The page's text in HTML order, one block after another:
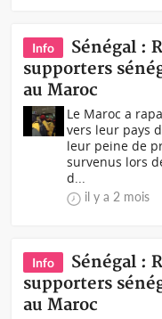
Info
Sénégal :
supporters
au Maroc
Le Maroc a
vers leur pays
leur peine de
survenus lors
d...
il y a 2 mois
Info
Sénégal :
supporters
au Maroc